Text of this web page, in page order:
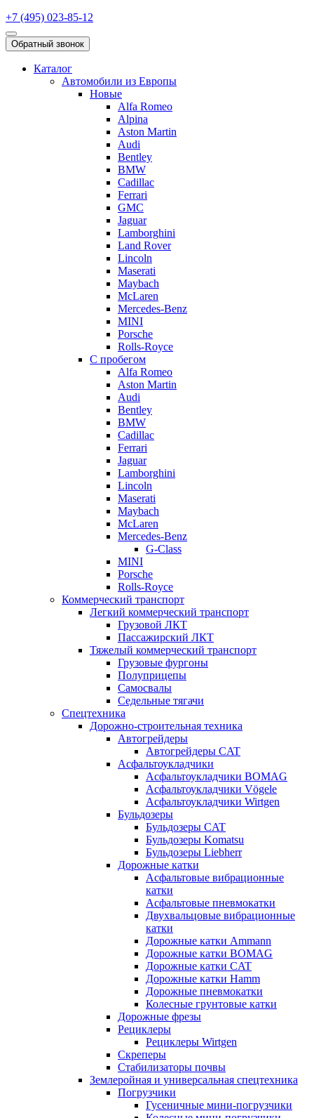
+7 (495) 023-85-12
Обратный звонок
Каталог
Автомобили из Европы
Новые
Alfa Romeo
Alpina
Aston Martin
Audi
Bentley
BMW
Cadillac
Ferrari
GMC
Jaguar
Lamborghini
Land Rover
Lincoln
Maserati
Maybach
McLaren
Mercedes-Benz
MINI
Porsche
Rolls-Royce
С пробегом
Alfa Romeo
Aston Martin
Audi
Bentley
BMW
Cadillac
Ferrari
Jaguar
Lamborghini
Lincoln
Maserati
Maybach
McLaren
Mercedes-Benz
G-Class
MINI
Porsche
Rolls-Royce
Коммерческий транспорт
Легкий коммерческий транспорт
Грузовой ЛКТ
Пассажирский ЛКТ
Тяжелый коммерческий транспорт
Грузовые фургоны
Полуприцепы
Самосвалы
Седельные тягачи
Спецтехника
Дорожно-строительная техника
Автогрейдеры
Автогрейдеры CAT
Асфальтоукладчики
Асфальтоукладчики BOMAG
Асфальтоукладчики Vögele
Асфальтоукладчики Wirtgen
Бульдозеры
Бульдозеры CAT
Бульдозеры Komatsu
Бульдозеры Liebherr
Дорожные катки
Асфальтовые вибрационные
катки
Асфальтовые пневмокатки
Двухвальцовые вибрационные
катки
Дорожные катки Ammann
Дорожные катки BOMAG
Дорожные катки CAT
Дорожные катки Hamm
Дорожные пневмокатки
Колесные грунтовые катки
Дорожные фрезы
Рециклеры
Рециклеры Wirtgen
Скреперы
Стабилизаторы почвы
Землеройная и универсальная спецтехника
Погрузчики
Гусеничные мини-погрузчики